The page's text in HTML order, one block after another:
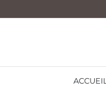
ACCUEIL